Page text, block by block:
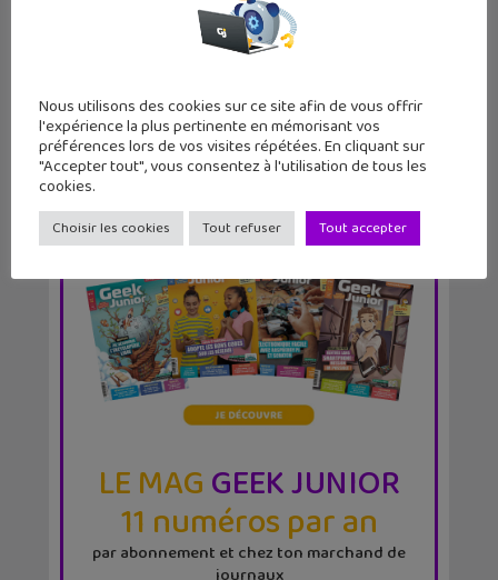
plus grosse mise à...
LE MAGGEEK JUNIOR
11 numéros par an
par abonnement et chez ton marchand de
Nous utilisons des cookies sur ce site afin de vous offrir
l'expérience la plus pertinente en mémorisant vos
préférences lors de vos visites répétées. En cliquant sur
"Accepter tout", vous consentez à l'utilisation de tous les
cookies.
Choisir les cookies Tout refuser Tout accepter